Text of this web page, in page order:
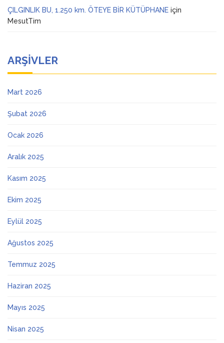
ÇILGINLIK BU, 1.250 km. ÖTEYE BİR KÜTÜPHANE için
MesutTim
ARŞIVLER
Mart 2026
Şubat 2026
Ocak 2026
Aralık 2025
Kasım 2025
Ekim 2025
Eylül 2025
Ağustos 2025
Temmuz 2025
Haziran 2025
Mayıs 2025
Nisan 2025